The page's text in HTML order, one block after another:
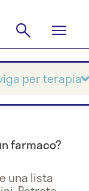
farmaco?
una lista
per terapia